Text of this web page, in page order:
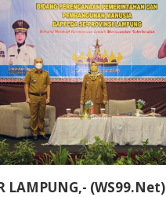
LAMPUNG,- (WS99.Net)